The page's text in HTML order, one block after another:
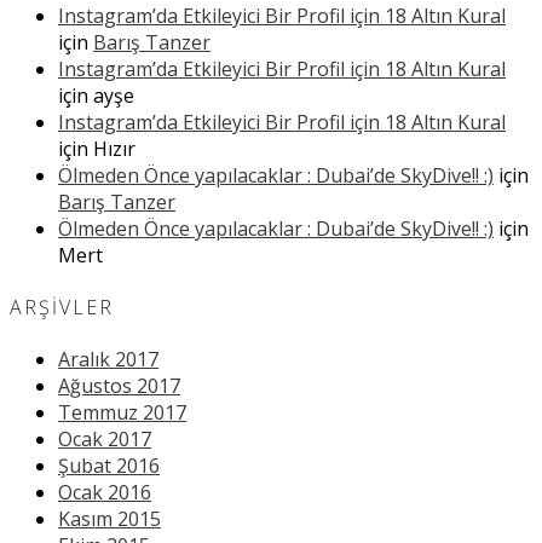
Instagram’da Etkileyici Bir Profil için 18 Altın Kural
için Barış Tanzer
Instagram’da Etkileyici Bir Profil için 18 Altın Kural
için ayşe
Instagram’da Etkileyici Bir Profil için 18 Altın Kural
için Hızır
Ölmeden Önce yapılacaklar : Dubai’de SkyDive!! :) için
Barış Tanzer
Ölmeden Önce yapılacaklar : Dubai’de SkyDive!! :) için
Mert
ARŞIVLER
Aralık 2017
Ağustos 2017
Temmuz 2017
Ocak 2017
Şubat 2016
Ocak 2016
Kasım 2015